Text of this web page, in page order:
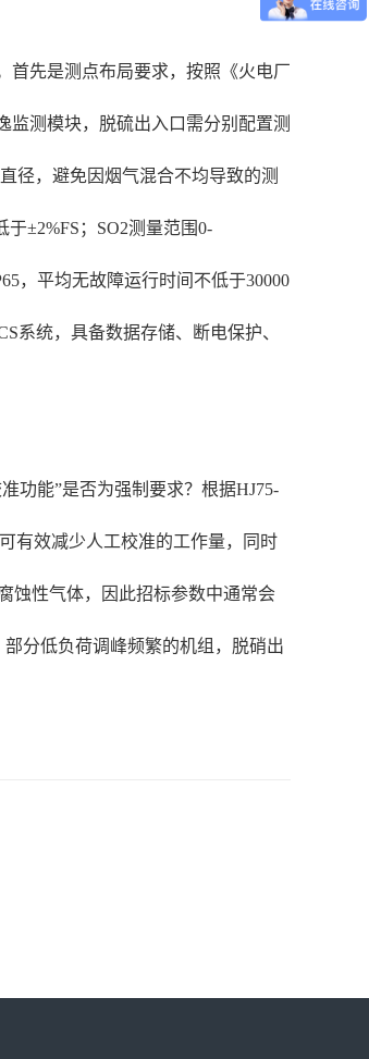
首先是测点布局要求，按照《火电厂
监测模块，脱硫出入口需分别配置测
径，避免因烟气混合不均导致的测
±2%FS；SO2测量范围0-
，平均无故障运行时间不低于30000
系统，具备数据存储、断电保护、
功能”是否为强制要求？根据HJ75-
有效减少人工校准的工作量，同时
蚀性气体，因此招标参数中通常会
分低负荷调峰频繁的机组，脱硝出